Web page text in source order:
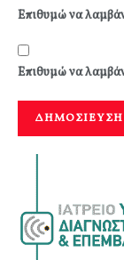
Επιθυμώ να
Επιθυμώ να